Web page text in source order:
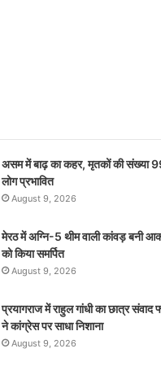
असम में बाढ़ का कहर, मृतकों की संख्या
लोग प्रभावित
August 9, 2026
मेरठ में अग्नि-5 थीम वाली कांवड़ बनी
को किया समर्पित
August 9, 2026
प्रयागराज में राहुल गांधी का छात्र
ने कांग्रेस पर साधा निशाना
August 9, 2026